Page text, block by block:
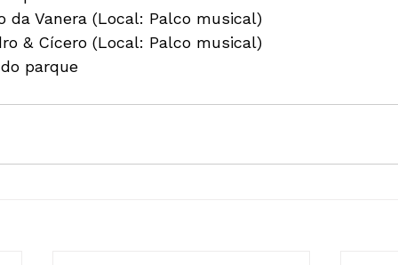
da Vanera (Local: Palco musical)
& Cícero (Local: Palco musical)
parque